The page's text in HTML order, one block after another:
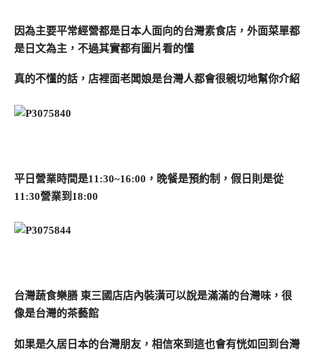
因為主要平常經營都是日本人面向的台灣素食店，外面菜單都
是日文為主，不過其實都有圖片看的懂
真的不懂的話，店裡面老闆娘是台灣人都會很親切地幫你介紹
平日營業時間是11:30~16:00，晚餐是預約制，假日則是從
11:30營業到18:00
台灣蔬食樂膳 東三國店店內裝潢可以說是滿滿的台灣味，很
像是台灣的茶藝館
如果是久居日本的台灣朋友，相信來到這也會有恍如回到台灣